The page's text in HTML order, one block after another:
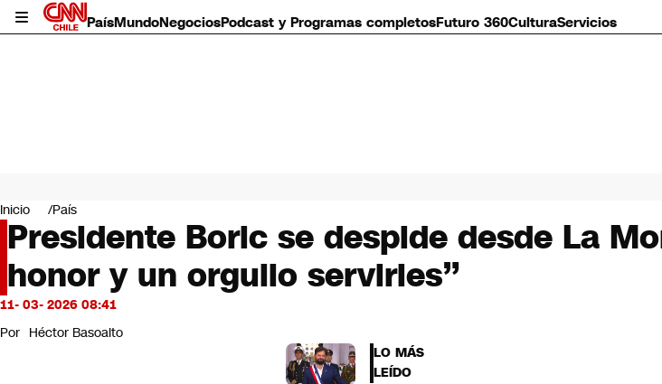
PaísMundoNegociosPodcast y Programas completosFuturo 360CulturaServicios
Mundo
Negocios
Deportes
Programas completos
Cultura
Servicios
Bits
CNN Data
Inicio País
Presidente Boric se despide desde La
honor y un orgullo servirles”
11- 03- 2026 08:41
Por Héctor Basoalto
LO MÁS
LEÍDO